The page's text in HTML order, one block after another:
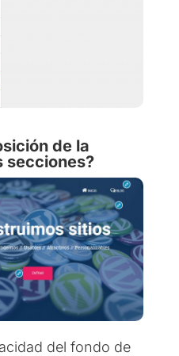
de la
secciones?
del fondo de